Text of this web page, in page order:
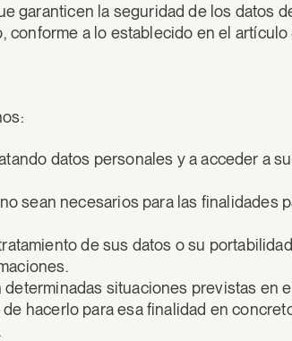
garanticen la seguridad de los datos
conforme a lo establecido en el artículo
datos personales y a acceder a
sean necesarios para las finalidades
de sus datos o su
situaciones previstas en
hacerlo para esa finalidad en